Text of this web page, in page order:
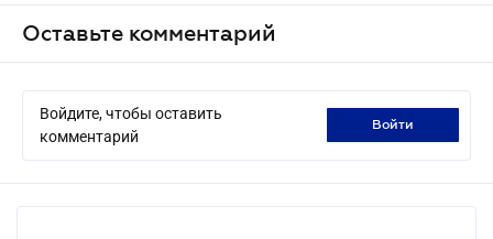
Оставьте комментарий
Войдите, чтобы оставить
комментарий
войти